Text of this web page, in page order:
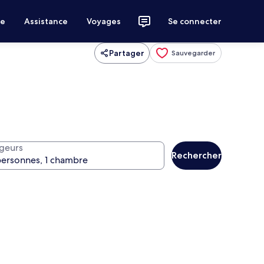
Assistance Voyages Se connecter
Partager Sauvegarder
Rechercher